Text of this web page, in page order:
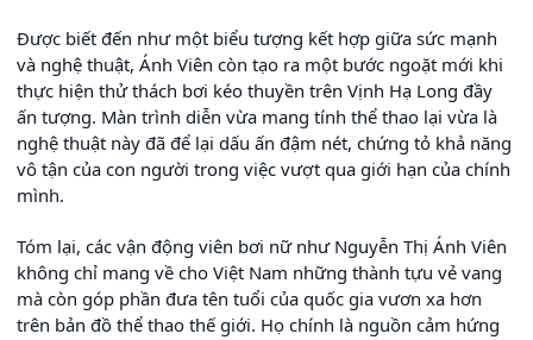
Được biết đến như một biểu tượng kết hợp giữa sức mạnh
và nghệ thuật, Ánh Viên còn tạo ra một bước ngoặt mới khi
thực hiện thử thách bơi kéo thuyền trên Vịnh Hạ Long đầy
ấn tượng. Màn trình diễn vừa mang tính thể thao lại vừa là
nghệ thuật này đã để lại dấu ấn đậm nét, chứng tỏ khả năng
vô tận của con người trong việc vượt qua giới hạn của chính
mình.
Tóm lại, các vận động viên bơi nữ như Nguyễn Thị Ánh Viên
không chỉ mang về cho Việt Nam những thành tựu vẻ vang
mà còn góp phần đưa tên tuổi của quốc gia vươn xa hơn
trên bản đồ thể thao thế giới. Họ chính là nguồn cảm hứng